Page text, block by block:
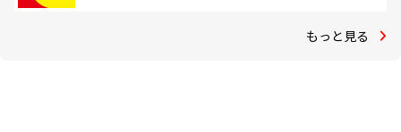
もっと見る